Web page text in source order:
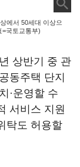
에서 50세대 이상으
=국토교통부)
상반기 중 관
동주택 단지
·운영할 수
서비스 지원
탁도 허용할